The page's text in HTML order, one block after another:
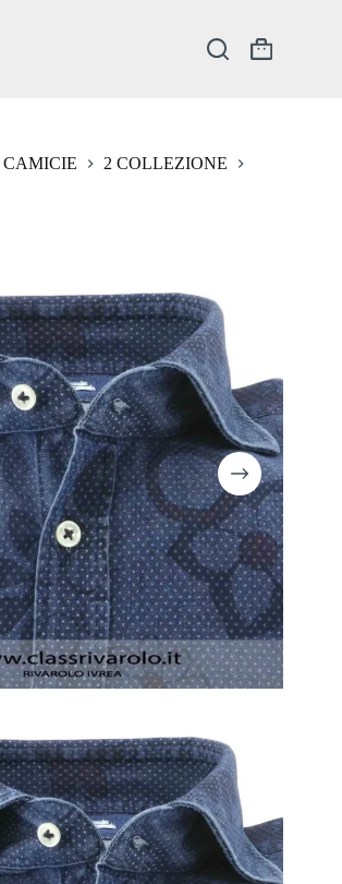
Carrello
CAMICIE
2 COLLEZIONE